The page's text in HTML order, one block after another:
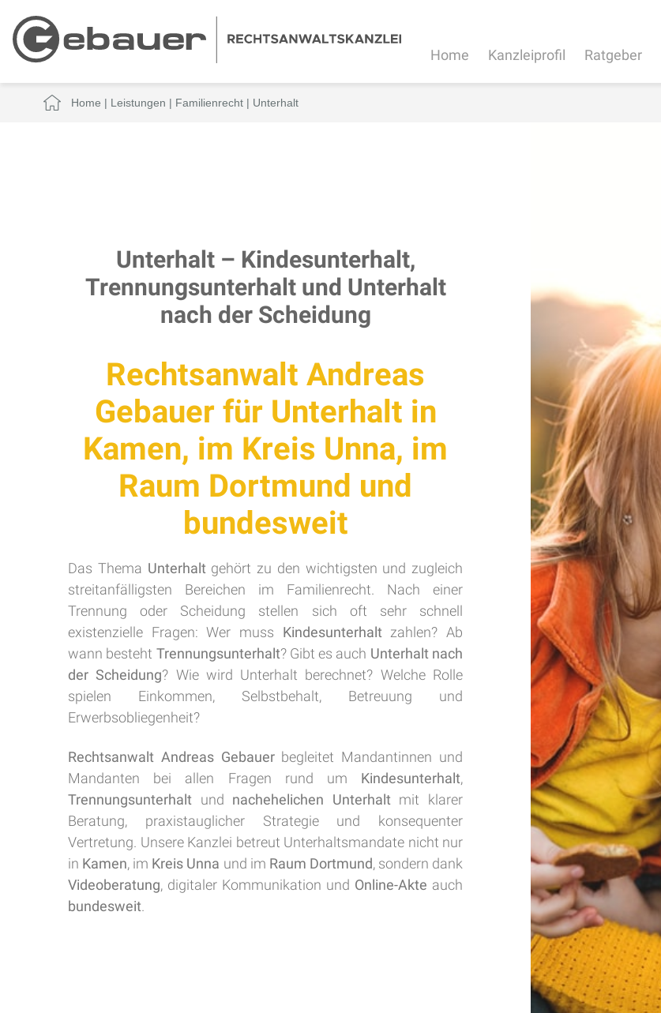
Home Kanzleiprofil Ratgeber
Home | Leistungen | Familienrecht| Unterhalt
Unterhalt – Kindesunterhalt,
Trennungsunterhalt und Unterhalt
nach der Scheidung
Rechtsanwalt Andreas
Gebauer für Unterhalt in
Kamen, im Kreis Unna, im
Raum Dortmund und
bundesweit
Das Thema Unterhalt gehört zu den wichtigsten und zugleich
streitanfälligsten Bereichen im Familienrecht. Nach einer
Trennung oder Scheidung stellen sich oft sehr schnell
existenzielle Fragen: Wer muss Kindesunterhalt zahlen? Ab
wann besteht Trennungsunterhalt? Gibt es auch Unterhalt nach
der Scheidung? Wie wird Unterhalt berechnet? Welche Rolle
spielen Einkommen, Selbstbehalt, Betreuung und
Erwerbsobliegenheit?
Rechtsanwalt Andreas Gebauerbegleitet Mandantinnen und
Mandanten bei allen Fragen rund um Kindesunterhalt,
Trennungsunterhalt und nachehelichen Unterhaltmit klarer
Beratung, praxistauglicher Strategie und konsequenter
Vertretung. Unsere Kanzlei betreut Unterhaltsmandate nicht nur
in Kamen, im Kreis Unna und im Raum Dortmund, sondern dank
Videoberatung, digitaler Kommunikation und Online-Akte auch
bundesweit.